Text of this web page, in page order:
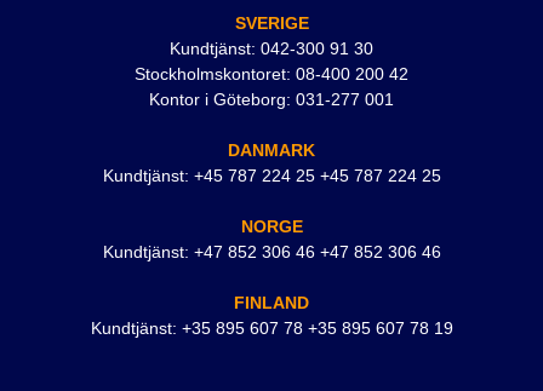
SVERIGE
Kundtjänst: 042-300 91 30
Stockholmskontoret: 08-400 200 42
Kontor i Göteborg: 031-277 001
DANMARK
Kundtjänst: +45 787 224 25 +45 787 224 25
NORGE
Kundtjänst: +47 852 306 46 +47 852 306 46
FINLAND
Kundtjänst: +35 895 607 78 +35 895 607 78 19